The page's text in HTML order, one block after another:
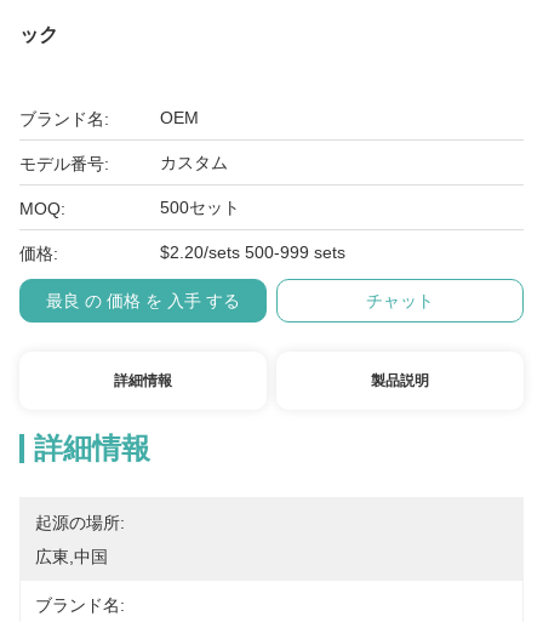
ック
ブランド名: OEM
モデル番号: カスタム
MOQ: 500セット
価格: $2.20/sets 500-999 sets
最良 の 価格 を 入手 する チャット
詳細情報 製品説明
詳細情報
起源の場所:
広東,中国
ブランド名: